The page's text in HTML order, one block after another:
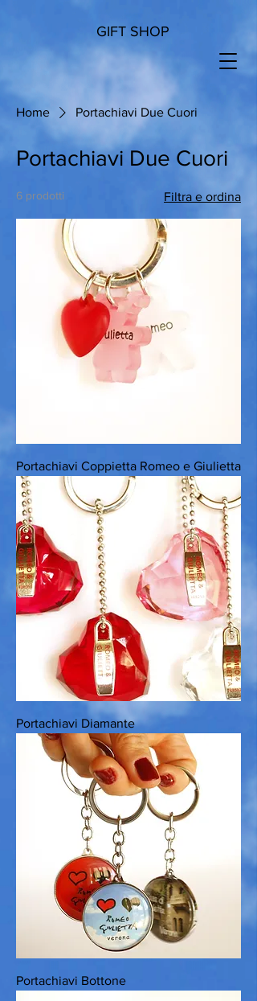
GIFT SHOP
Home Portachiavi Due Cuori
Portachiavi Due Cuori
6 prodotti Filtra e ordina
Portachiavi Coppietta Romeo e Giulietta
Portachiavi Diamante
Portachiavi Bottone